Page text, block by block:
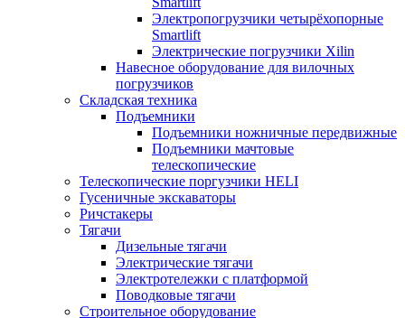
Электропогрузчики четырёхопорные
Smartlift
Электрические погрузчики Xilin
Навесное оборудование для вилочных
погрузчиков
Складская техника
Подъемники
Подъемники ножничные передвижные
Подъемники мачтовые
телескопические
Телескопические поргузчики HELI
Гусеничные экскаваторы
Ричстакеры
Тягачи
Дизельные тягачи
Электрические тягачи
Электротележки с платформой
Поводковые тягачи
Строительное оборудование